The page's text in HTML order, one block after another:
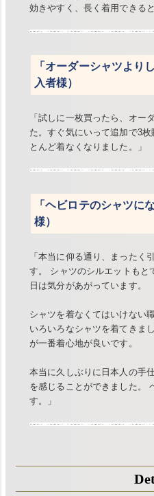
効きやすく、長く着用できる
「オーダーシャツより
入者様）
「試しに一枚買ったら、オー
た。すぐ気にいって追加で3
とんど着なくなりました。」
「ヘビロテのシャツに
様）
「本当に仰る通り、まったく
す。 シャツのシルエットもと
日は気分があがっています。
シャツを着なくてはいけない
いろいろなシャツを着てきま
が一番着心地が良いです。
本当に久しぶりに日本人の手
を感じることができました。
す。」